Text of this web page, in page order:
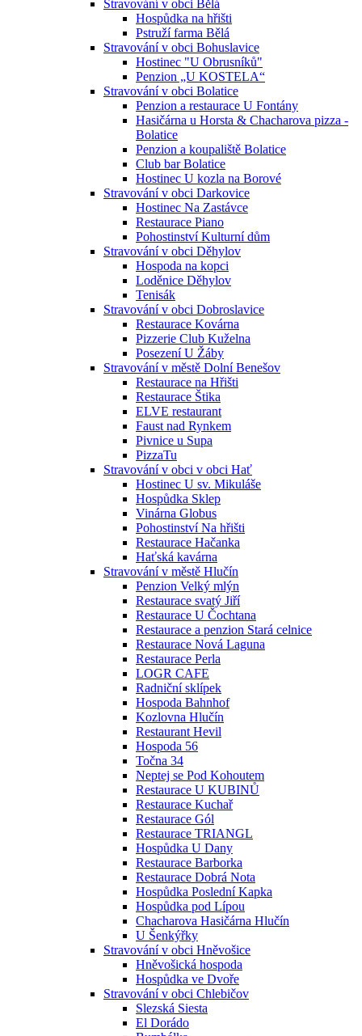
Stravování v obci Bělá
Hospůdka na hřišti
Pstruží farma Bělá
Stravování v obci Bohuslavice
Hostinec "U Obrusníků"
Penzion „U KOSTELA“
Stravování v obci Bolatice
Penzion a restaurace U Fontány
Hasičárna u Horsta & Chacharova pizza -
Bolatice
Penzion a koupaliště Bolatice
Club bar Bolatice
Hostinec U kozla na Borové
Stravování v obci Darkovice
Hostinec Na Zastávce
Restaurace Piano
Pohostinství Kulturní dům
Stravování v obci Děhylov
Hospoda na kopci
Loděnice Děhylov
Tenisák
Stravování v obci Dobroslavice
Restaurace Kovárna
Pizzerie Club Kuželna
Posezení U Žáby
Stravování v městě Dolní Benešov
Restaurace na Hřišti
Restaurace Štika
ELVE restaurant
Faust nad Rynkem
Pivnice u Supa
PizzaTu
Stravování v obci v obci Hať
Hostinec U sv. Mikuláše
Hospůdka Sklep
Vinárna Globus
Pohostinství Na hřišti
Restaurace Hačanka
Haťská kavárna
Stravování v městě Hlučín
Penzion Velký mlýn
Restaurace svatý Jiří
Restaurace U Čochtana
Restaurace a penzion Stará celnice
Restaurace Nová Laguna
Restaurace Perla
LOGR CAFE
Radniční sklípek
Hospoda Bahnhof
Kozlovna Hlučín
Restaurant Hevil
Hospoda 56
Točna 34
Neptej se Pod Kohoutem
Restaurace U KUBINŮ
Restaurace Kuchař
Restaurace Gól
Restaurace TRIANGL
Hospůdka U Dany
Restaurace Barborka
Restaurace Dobrá Nota
Hospůdka Poslední Kapka
Hospůdka pod Lípou
Chacharova Hasičárna Hlučín
U Šenkýřky
Stravování v obci Hněvošice
Hněvošická hospoda
Hospůdka ve Dvoře
Stravování v obci Chlebičov
Slezská Siesta
El Dorádo